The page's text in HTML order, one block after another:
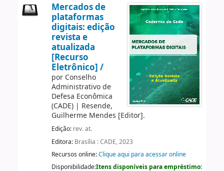
Mercados de
plataformas
digitais: edição
revista e
atualizada
[Recurso
Eletrônico] /
por Conselho
Administrativo de
Defesa Econômica
(CADE)| Resende,
Guilherme Mendes [Editor].
Edição: rev. at.
Editora: Brasília : CADE, 2023
Recursos online:Clique aqui para acessar online
Disponibilidade:Itens disponíveis para empréstimo: